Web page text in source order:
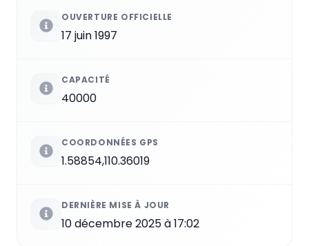
OUVERTURE OFFICIELLE
17 juin 1997
CAPACITÉ
40000
COORDONNÉES GPS
1.58854,110.36019
DERNIÈRE MISE À JOUR
10 décembre 2025 à 17:02